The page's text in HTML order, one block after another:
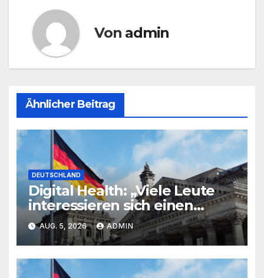
Von admin
Ähnlicher Beitrag
DEUTSCHLAND
Digital Health: „Viele Leute
interessieren sich einen
Scheiß für ihre Daten“
AUG. 5, 2026 ADMIN